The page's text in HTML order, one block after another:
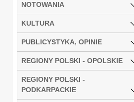
NOTOWANIA
KULTURA
PUBLICYSTYKA, OPINIE
REGIONY POLSKI - OPOLSKIE
REGIONY POLSKI -
PODKARPACKIE